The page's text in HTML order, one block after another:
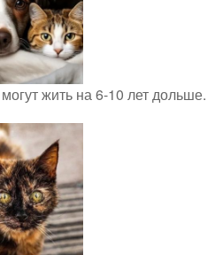
жить на 6-10 лет дольше.